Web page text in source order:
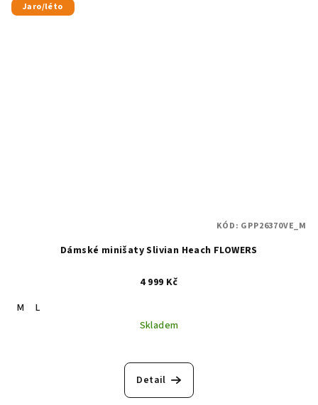
Jaro/léto
Dámské minišaty Slivian Heach FLOWERS
4 999 Kč
M
L
Skladem
Detail
KÓD: GPP26370VE_M